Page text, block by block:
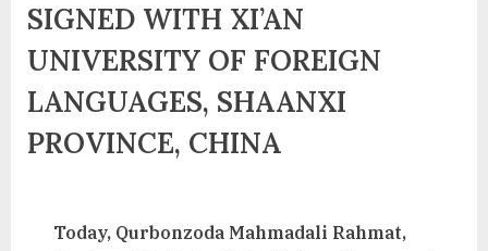
SIGNED WITH XI’AN
UNIVERSITY OF FOREIGN
LANGUAGES, SHAANXI
PROVINCE, CHINA
Today, Qurbonzoda Mahmadali Rahmat,